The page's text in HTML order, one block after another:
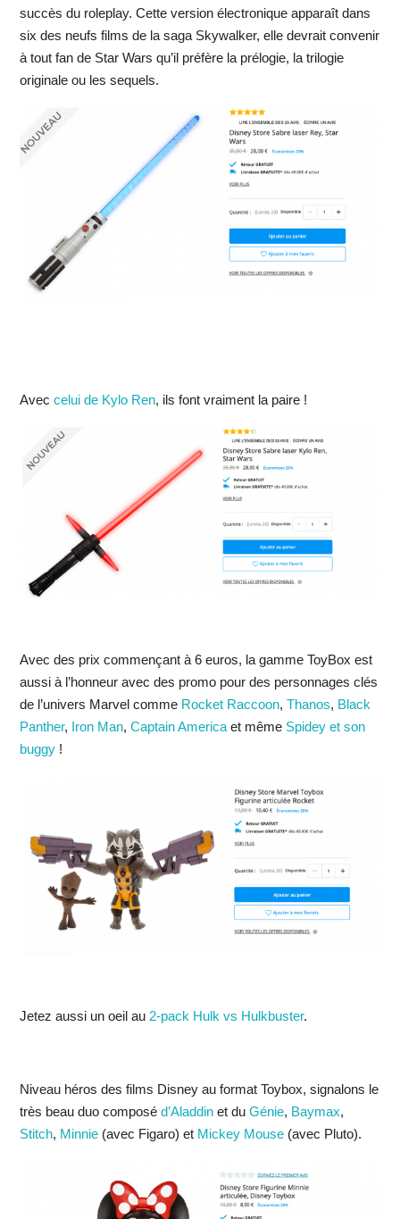
succès du roleplay. Cette version électronique apparaît dans
six des neufs films de la saga Skywalker, elle devrait convenir
à tout fan de Star Wars qu’il préfère la prélogie, la trilogie
originale ou les sequels.
Avec celui de Kylo Ren, ils font vraiment la paire !
Avec des prix commençant à 6 euros, la gamme ToyBox est
aussi à l’honneur avec des promo pour des personnages clés
de l’univers Marvel comme Rocket Raccoon, Thanos, Black
Panther, Iron Man, Captain Americaet même Spidey et son
buggy!
Jetez aussi un oeil au 2-pack Hulk vs Hulkbuster.
Niveau héros des films Disney au format Toybox, signalons le
très beau duo composé d’Aladdinet du Génie, Baymax,
Stitch, Minnie(avec Figaro) et Mickey Mouse(avec Pluto).